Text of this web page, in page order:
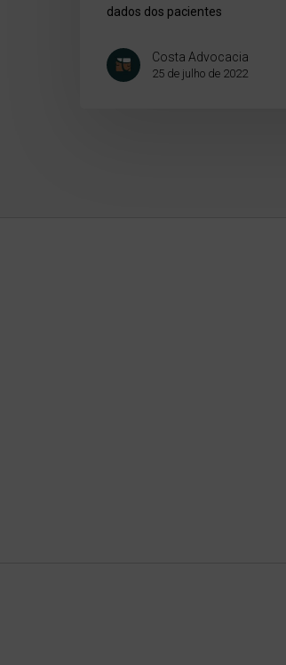
dados dos pacientes
Costa Advocacia
25 de julho de 2022